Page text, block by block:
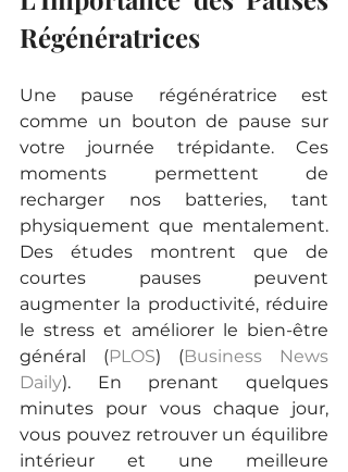
Régénératrices
Une pause régénératrice est
comme un bouton de pause sur
votre journée trépidante. Ces
moments permettent de
recharger nos batteries, tant
physiquement que mentalement.
Des études montrent que de
courtes pauses peuvent
augmenter la productivité, réduire
le stress et améliorer le bien-être
général​ (PLOS) (Business News
Daily)​. En prenant quelques
minutes pour vous chaque jour,
vous pouvez retrouver un équilibre
intérieur et une meilleure